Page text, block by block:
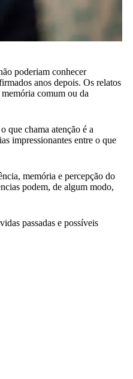
poderiam conhecer
anos depois. Os relatos
comum ou da
que chama atenção é a
impressionantes entre o que
memória e percepção do
podem, de algum modo,
passadas e possíveis